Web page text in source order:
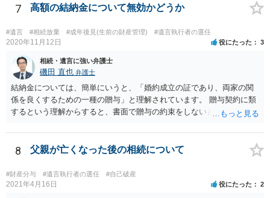
針を取るか決められたらよいと思います。
7 高額の結納金について無効かどうか
#遺言 #相続放棄 #成年後見(生前の財産管理) #遺言執行者の選任
2020年11月12日 役にたった 3
相続・遺言に強い弁護士
磯田 直也 弁護士
結納金については、簡単にいうと、「婚約成立の証であり、両家の関
係を良くするための一種の贈与」と理解されています。 贈与契約に類
するという理解からすると、書面で贈与の約束をしないと相手方は支
ことは困難です。 くれぐれも今後お気をつけください。 弁護士に対応
を依頼されるのも悪くはありませんが、感情的な理由が強いと思いま
8 父親が亡くなった後の相続について
#財産分与 #遺言執行者の選任 #自己破産
2021年4月16日 役にたった 2